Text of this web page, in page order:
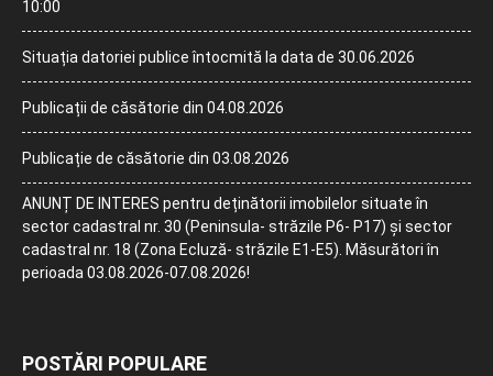
10:00
Situația datoriei publice întocmită la data de 30.06.2026
Publicații de căsătorie din 04.08.2026
Publicație de căsătorie din 03.08.2026
ANUNȚ DE INTERES pentru deținătorii imobilelor situate în
sector cadastral nr. 30 (Peninsula- străzile P6- P17) și sector
cadastral nr. 18 (Zona Ecluză- străzile E1-E5). Măsurători în
perioada 03.08.2026-07.08.2026!
POSTĂRI POPULARE